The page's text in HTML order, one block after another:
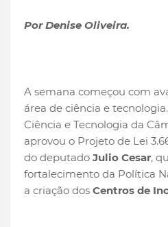
Por Denise Oliveira.
A semana começou com
área de ciência e
Ciência e Tecnologia da
aprovou o Projeto de Lei
do deputado Julio Cesar,
fortalecimento da Política
a criação dos Centros de